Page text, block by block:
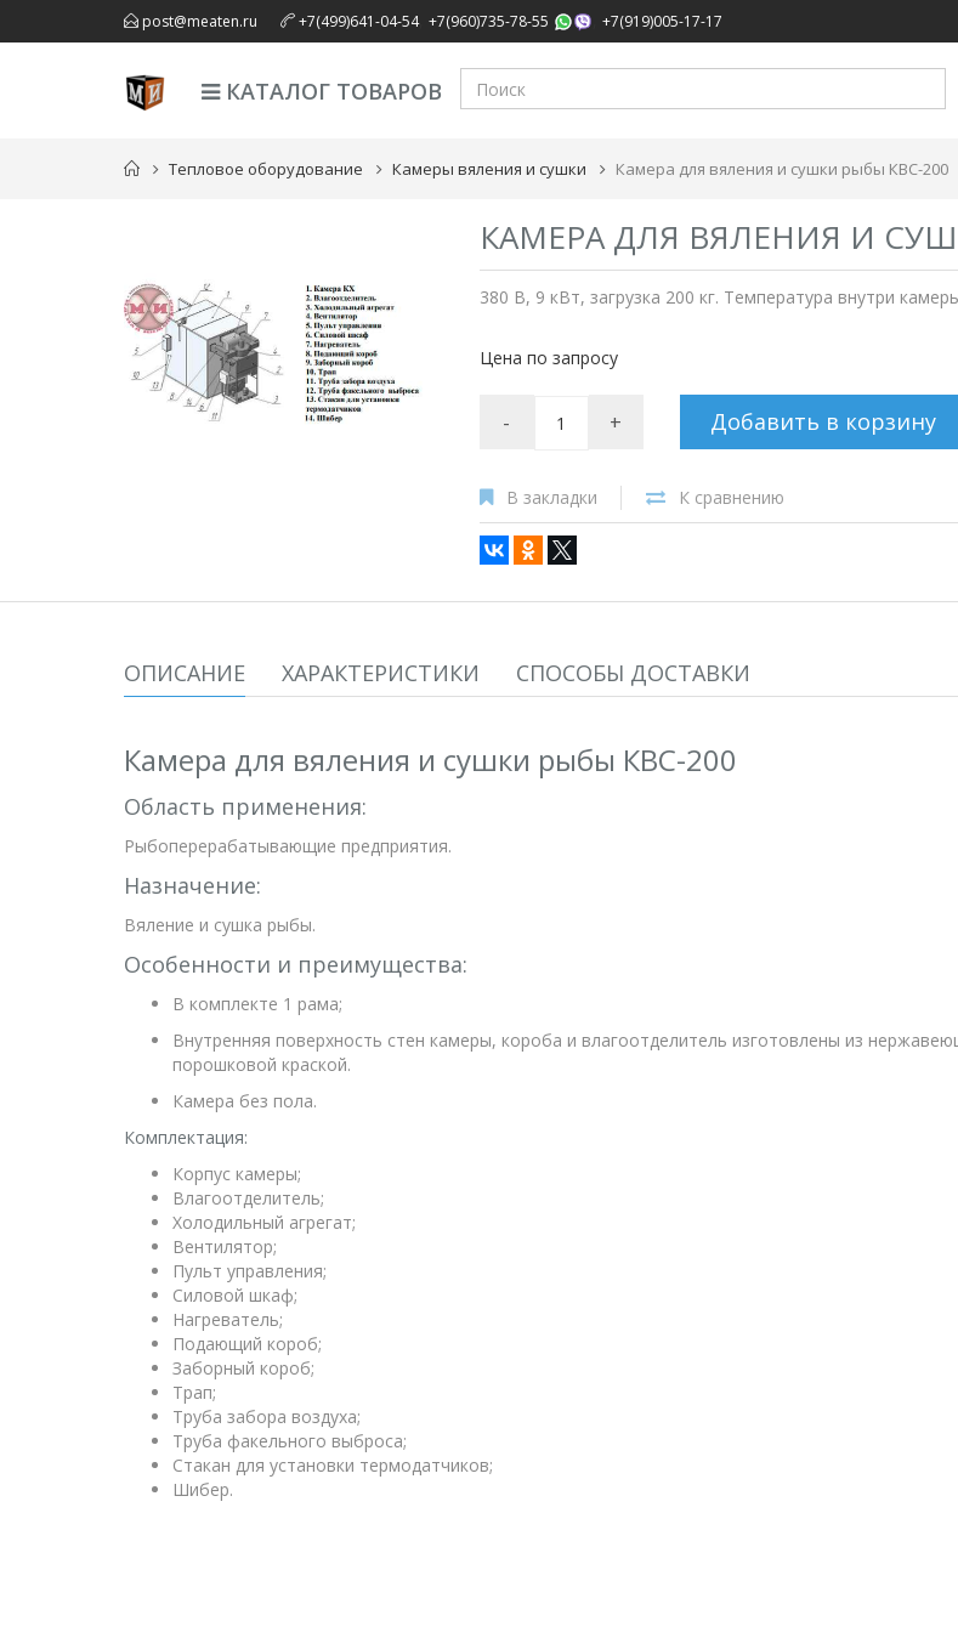
post@meaten.ru +7(499)641-04-54, +7(960)735-78-55 +7(919)005-17-17
КАТАЛОГ ТОВАРОВ
Тепловое оборудование Камеры вяления и сушки Камера для вяления и сушки рыбы КВС-200
КАМЕРА ДЛЯ ВЯЛЕНИЯ И
380 В, 9 кВт, загрузка 200 кг. Температура внутри
Цена по запросу
- + Добавить в корзину
В закладки К сравнению
ОПИСАНИЕ ХАРАКТЕРИСТИКИ СПОСОБЫ ДОСТАВКИ
Камера для вяления и сушки рыбы КВС-200
Область применения:
Рыбоперерабатывающие предприятия.
Назначение:
Вяление и сушка рыбы.
Особенности и преимущества:
В комплекте 1 рама;
Внутренняя поверхность стен камеры, короба и влагоотделитель изготовлены из
порошковой краской.
Камера без пола.
Комплектация:
Корпус камеры;
Влагоотделитель;
Холодильный агрегат;
Вентилятор;
Пульт управления;
Силовой шкаф;
Нагреватель;
Подающий короб;
Заборный короб;
Трап;
Труба забора воздуха;
Труба факельного выброса;
Стакан для установки термодатчиков;
Шибер.